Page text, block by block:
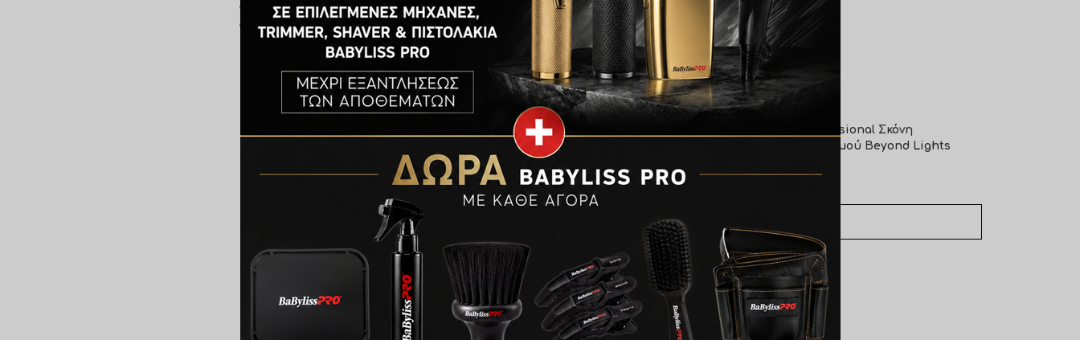
Price: low to high
Price: high to low
€
10,00
20,00
€20,00
ΠΡΟΣΘΉΚΗ ΣΤΟ ΚΑΛΆΘΙ
Farcom Professional Σκόνη
Αποχρωματισμού Ultra Lights 500gr
€ 23,60
ΠΡΟΣΘΉΚΗ ΣΤΟ ΚΑΛΆΘΙ
Farcom Professional Σκόνη
Αποχρωματισμού Beyond Lights